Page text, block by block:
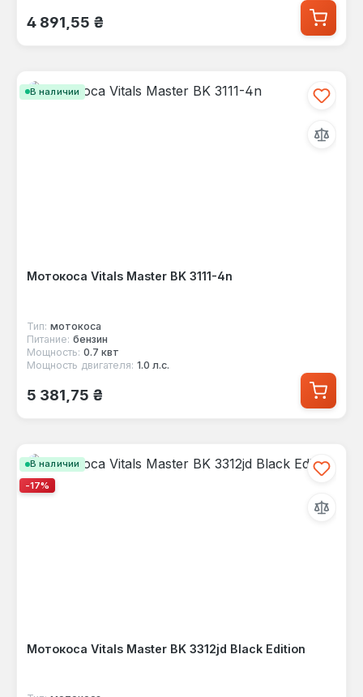
Обычная цена:
4 891,55 ₴
В наличии
Мотокоса Vitals Master BK 3111-4n
Тип: мотокоса
Питание: бензин
Мощность: 0.7 квт
Мощность двигателя: 1.0 л.с.
Обычная цена:
5 381,75 ₴
В наличии
-17%
Мотокоса Vitals Master BK 3312jd Black Edition